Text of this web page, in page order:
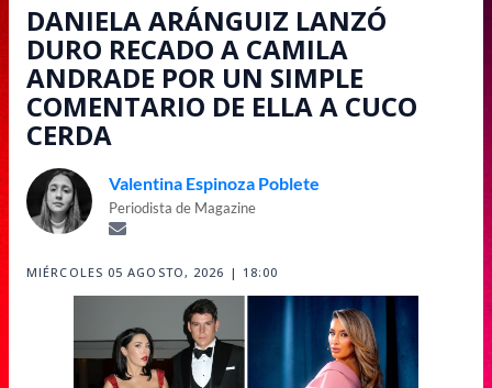
DANIELA ARÁNGUIZ LANZÓ
DURO RECADO A CAMILA
ANDRADE POR UN SIMPLE
COMENTARIO DE ELLA A CUCO
CERDA
Valentina Espinoza Poblete
Periodista de Magazine
MIÉRCOLES 05 AGOSTO, 2026 | 18:00